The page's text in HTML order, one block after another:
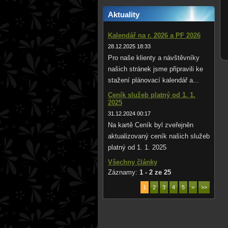
Aktuality
Kalendář na r. 2026 a PF 2026
28.12.2025 18:33
Pro naše klienty a návštěvníky
našich stránek jsme připravili ke
stažení plánovací kalendář a...
Ceník služeb platný od 1. 1.
2025
31.12.2024 00:17
Na kartě Ceník byl zveřejněn
aktualizovaný ceník našich služeb
platný od 1. 1. 2025
Všechny články
Záznamy: 1 - 2 ze 25
1 2 3 4 5 > >>